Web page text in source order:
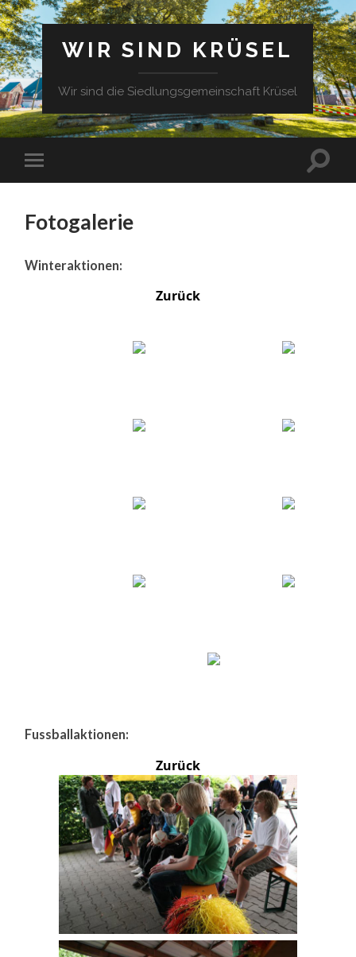
WIR SIND KRÜSEL
Wir sind die Siedlungsgemeinschaft Krüsel
Fotogalerie
Winteraktionen:
Zurück
Fussballaktionen:
Zurück